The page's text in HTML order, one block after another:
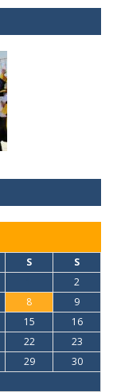
S S
2
8
9
15
16
22
23
29
30